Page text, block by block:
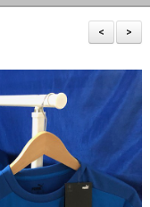
>
<